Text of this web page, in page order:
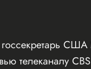
телеканалу